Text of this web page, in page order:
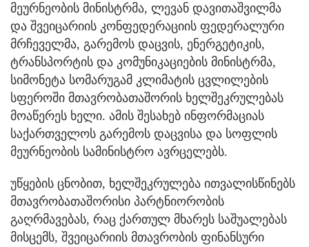
მეურნეობის მინისტრმა, ლევან დავითაშვილმა
და შვეიცარიის კონფედერაციის ფედერალური
მრჩეველმა, გარემოს დაცვის, ენერგეტიკის,
ტრანსპორტის და კომუნიკაციების მინისტრმა,
სიმონეტა სომარუგამ კლიმატის ცვლილების
სფეროში მთავრობათაშორის ხელშეკრულებას
მოაწერეს ხელი. ამის შესახებ ინფორმაციას
საქართველოს გარემოს დაცვისა და სოფლის
მეურნეობის სამინისტრო ავრცელებს.
უწყების ცნობით, ხელშეკრულება ითვალისწინებს
მთავრობათაშორისი პარტნიორობის
გაღრმავებას, რაც ქართულ მხარეს საშუალებას
მისცემს, შვეიცარიის მთავრობის ფინანსური